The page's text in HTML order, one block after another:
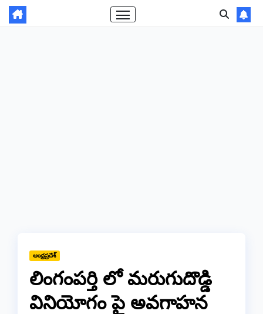
ఆంధ్రప్రదేశ్
లింగంపర్తి లో మరుగుదొడ్డి
వినియోగం పై అవగాహన